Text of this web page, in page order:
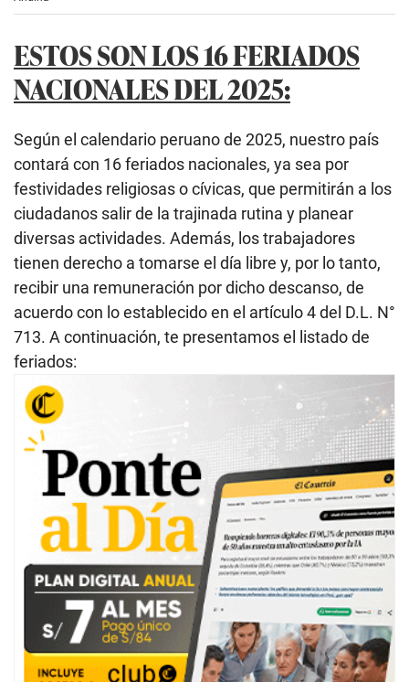
ESTOS SON LOS 16 FERIADOS
NACIONALES DEL 2025:
Según el calendario peruano de 2025, nuestro país
contará con 16 feriados nacionales, ya sea por
festividades religiosas o cívicas, que permitirán a los
ciudadanos salir de la trajinada rutina y planear
diversas actividades. Además, los trabajadores
tienen derecho a tomarse el día libre y, por lo tanto,
recibir una remuneración por dicho descanso, de
acuerdo con lo establecido en el artículo 4 del D.L. N°
713. A continuación, te presentamos el listado de
feriados: